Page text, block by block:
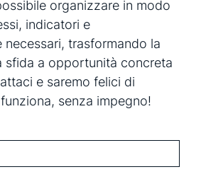
organizzare in modo
indicatori e
necessari, trasformando la
sfida a opportunità concreta
e saremo felici di
senza impegno!